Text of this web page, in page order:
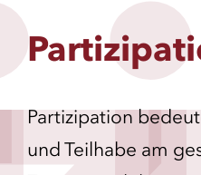
Partizipation
und Teilhabe am